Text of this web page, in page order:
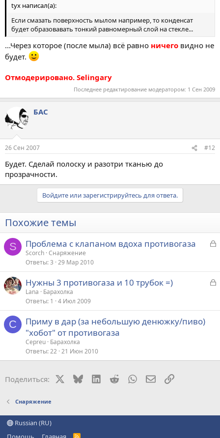
tyx написал(а):
Если смазать поверхность мылом например, то конденсат
будет образовавать тонкий равномерный слой на стекле...
...Через которое (после мыла) всё равно ничего видно не
будет.
Отмодерировано. Selingary
Последнее редактирование модератором: 1 Сен 2009
БАС
26 Сен 2007 #12
Будет. Сделай полоску и разотри тканью до
прозрачности.
Войдите или зарегистрируйтесь для ответа.
Похожие темы
S
З
р
Проблема с клапаном вдоха противогаза
Scorch Снаряжение
Ответы 3 29 Мар 2010
З
р
Нужны 3 противогаза и 10 трубок =)
Lana
Барахолка
Ответы 1 4 Июл 2009
C
Приму в дар (за небольшую денюжку/пиво)
"хобот" от противогаза
Cepreu Барахолка
Ответы 22 21 Июн 2010
Поделиться: BlueskyLinkedIn
RedditWhatsAppЭлектронная
Ссылка
Снаряжение
Russian (RU)
R